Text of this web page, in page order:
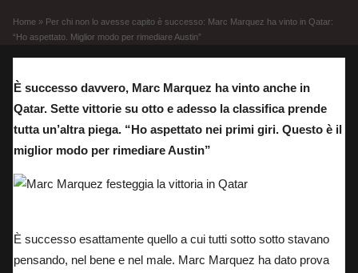
Home » Per chi non lo avesse capito è successo: Marc Marquez ha vinto in Qatar:
“Ho aspettato. Miglior modo per rimediare Austin”
È successo davvero, Marc Marquez ha vinto anche in
Qatar. Sette vittorie su otto e adesso la classifica prende
tutta un’altra piega. “Ho aspettato nei primi giri. Questo è il
miglior modo per rimediare Austin”
È successo esattamente quello a cui tutti sotto sotto stavano
pensando, nel bene e nel male. Marc Marquez ha dato prova